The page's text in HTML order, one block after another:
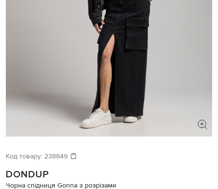
Давайте підберемо щось ще
Схожі товари
Код товару: 238849
DONDUP
Чорна спідниця Gonna з розрізами